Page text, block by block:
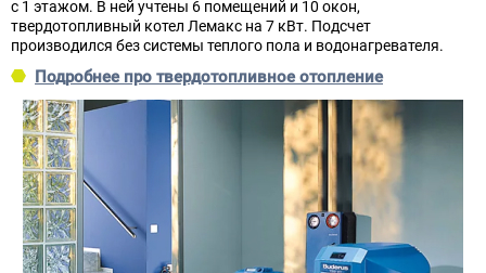
с 1 этажом. В ней учтены 6 помещений и 10 окон,
твердотопливный котел Лемакс на 7 кВт. Подсчет
производился без системы теплого пола и водонагревателя.
Подробнее про твердотопливное отопление